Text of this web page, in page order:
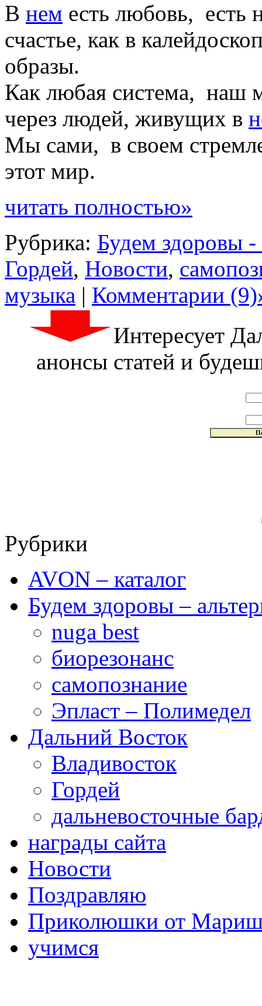
В нем есть любовь, есть
счастье, как в
образы.
Как любая система, наш
через людей, живущих в
Мы сами, в своем
этот мир.
читать полностью»
Рубрика: Будем здоровы -
Гордей, Новости,
музыка | Комментарии
Интересует
анонсы статей и
Рубрики
AVON – каталог
Будем здоровы –
nuga best
биорезонанс
самопознание
Эпласт – Полимедел
Дальний Восток
Владивосток
Гордей
дальневосточные
награды сайта
Новости
Поздравляю
Приколюшки от
учимся